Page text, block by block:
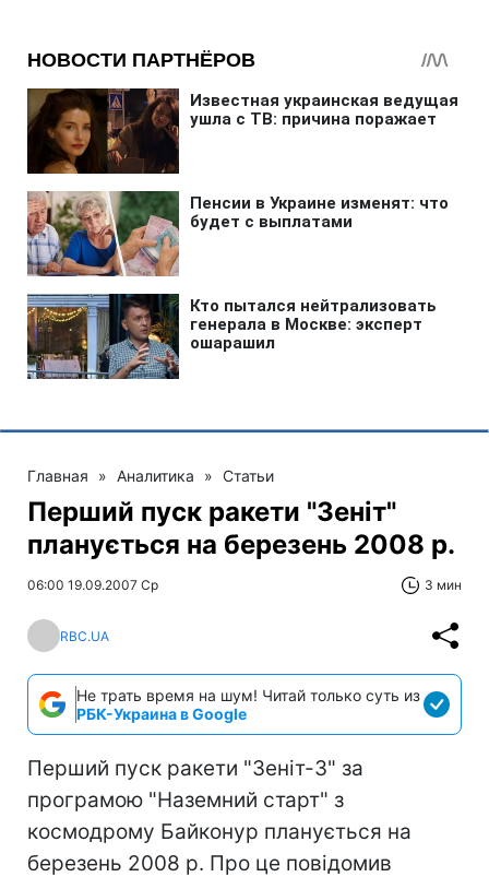
Главная » Аналитика » Статьи
Перший пуск ракети "Зеніт"
планується на березень 2008 р.
06:00 19.09.2007 Ср 3 мин
RBC.UA
Не трать время на шум! Читай только суть из
РБК-Украина в Google
Перший пуск ракети "Зеніт-3" за
програмою "Наземний старт" з
космодрому Байконур планується на
березень 2008 р. Про це повідомив